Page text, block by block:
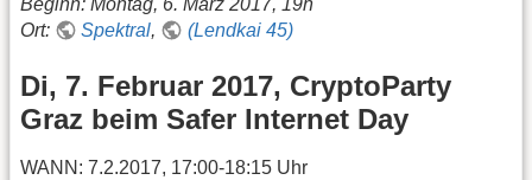
Ort:
Spektral, (Lendkai 45)
Di, 7. Februar 2017, CryptoParty
Graz beim Safer Internet Day
WANN: 7.2.2017, 17:00-18:15 Uhr